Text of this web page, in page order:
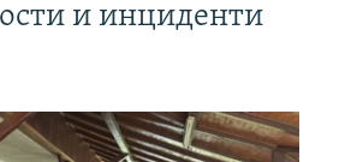
и инциденти